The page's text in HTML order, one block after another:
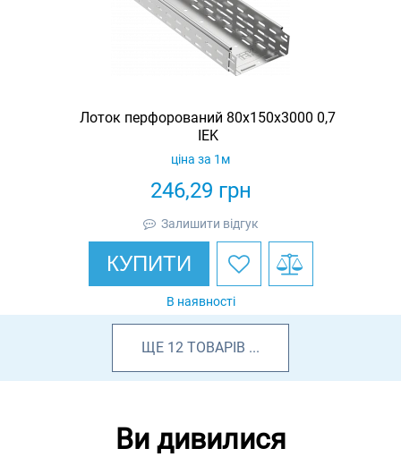
Лоток перфорований 80х150х3000 0,7
IEK
246,29 грн
ціна за 1м
Залишити відгук
КУПИТИ
В наявності
ЩЕ 12 ТОВАРІВ ...
Ви дивилися